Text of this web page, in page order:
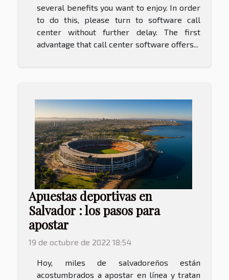
several benefits you want to enjoy. In order
to do this, please turn to software call
center without further delay. The first
advantage that call center software offers...
Apuestas deportivas en
Salvador : los pasos para
apostar
19 de octubre de 2022 18:54
Hoy, miles de salvadoreños están
acostumbrados a apostar en línea y tratan